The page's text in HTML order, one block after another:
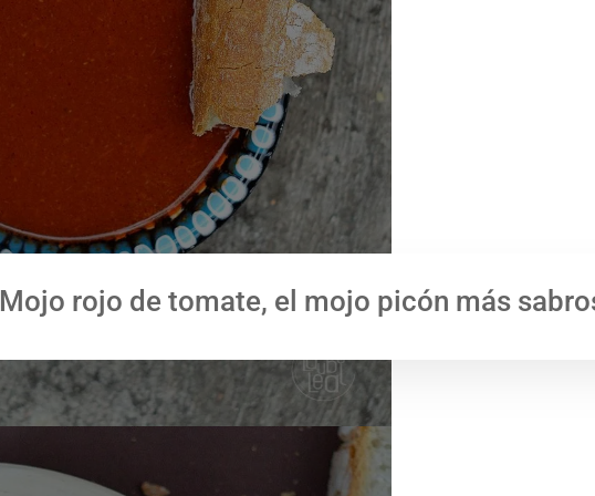
Mojo rojo de tomate, el mojo picón más